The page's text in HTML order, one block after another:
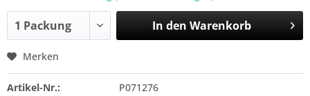
In den Warenkorb
Merken
Artikel-Nr.:
P071276